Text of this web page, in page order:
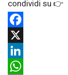
Facebook
X
LinkedIn